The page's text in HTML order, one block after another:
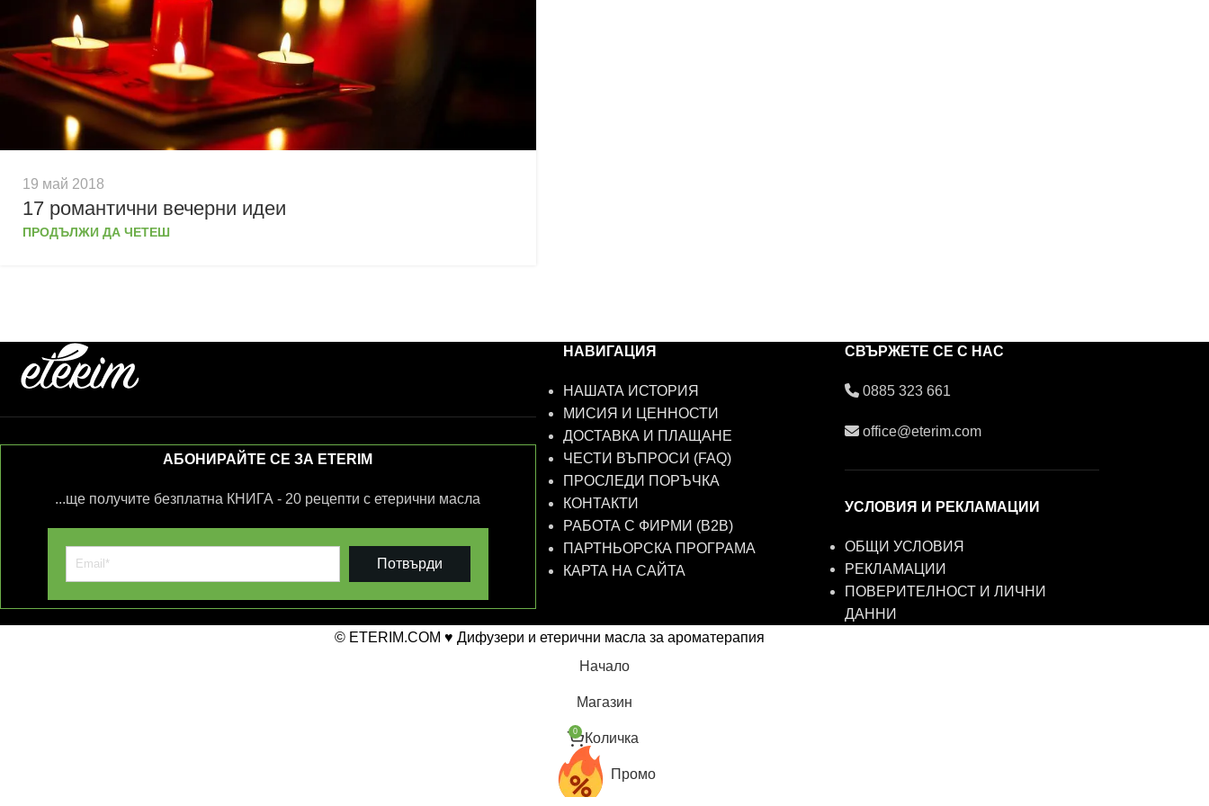
19 май 2018
17 романтични вечерни идеи
ПРОДЪЛЖИ ДА ЧЕТЕШ
АБОНИРАЙТЕ СЕ ЗА ETERIM
...ще получите безплатна КНИГА - 20 рецепти с етерични масла
Потвърди
НАВИГАЦИЯ
НАШАТА ИСТОРИЯ
МИСИЯ И ЦЕННОСТИ
ДОСТАВКА И ПЛАЩАНЕ
ЧЕСТИ ВЪПРОСИ (FAQ)
ПРОСЛЕДИ ПОРЪЧКА
КОНТАКТИ
РАБОТА С ФИРМИ (B2B)
ПАРТНЬОРСКА ПРОГРАМА
КАРТА НА САЙТА
СВЪРЖЕТЕ СЕ С НАС
0885 323 661
office@eterim.com
УСЛОВИЯ И РЕКЛАМАЦИИ
ОБЩИ УСЛОВИЯ
РЕКЛАМАЦИИ
ПОВЕРИТЕЛНОСТ И ЛИЧНИ
ДАННИ
© ETERIM.COM ♥ Дифузери и етерични масла за ароматерапия
Начало
Магазин
0 Количка
Промо